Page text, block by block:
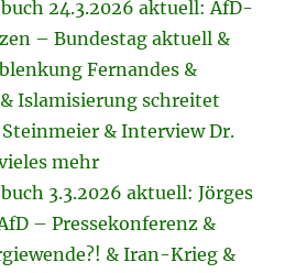
24.3.2026 aktuell: AfD-
– Bundestag aktuell &
Fernandes &
Islamisierung schreitet
& Interview Dr.
mehr
3.3.2026 aktuell: Jörges
– Pressekonferenz &
& Iran-Krieg &